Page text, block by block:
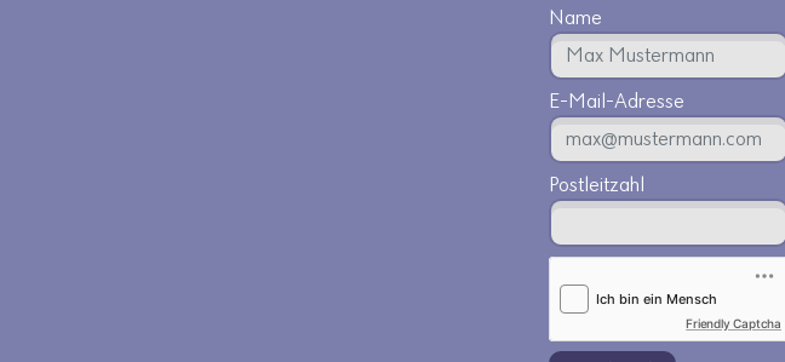
Name
E-Mail-Adresse
Postleitzahl
Friendly Captcha